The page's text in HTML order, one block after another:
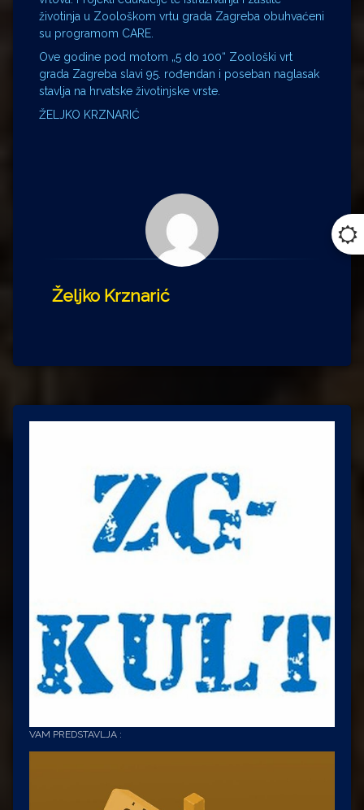
životinja u Zoološkom vrtu grada Zagreba obuhvaćeni
su programom CARE.
Ove godine pod motom „5 do 100“ Zoološki vrt
grada Zagreba slavi 95. rođendan i poseban naglasak
stavlja na hrvatske životinjske vrste.
ŽELJKO KRZNARIĆ
Željko Krznarić
VAM PREDSTAVLJA :